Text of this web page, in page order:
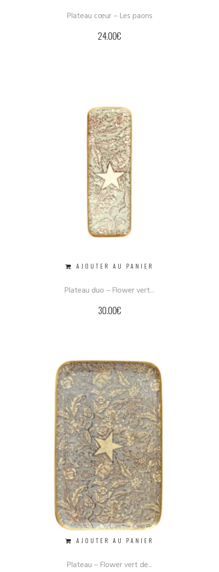
Plateau cœur – Les paons
24.00€
AJOUTER AU PANIER
Plateau duo – Flower vert...
30.00€
AJOUTER AU PANIER
Plateau – Flower vert de...